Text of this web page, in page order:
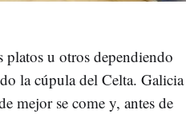
u otros dependiendo
la cúpula del Celta. Galicia
mejor se come y, antes de